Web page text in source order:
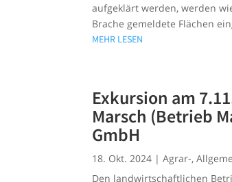
aufgeklärt werden, werden
Brache gemeldete Flächen
MEHR LESEN
Exkursion am
Marsch (Betrieb
GmbH
18. Okt. 2024 |Agrar-,
Den landwirtschaftlichen